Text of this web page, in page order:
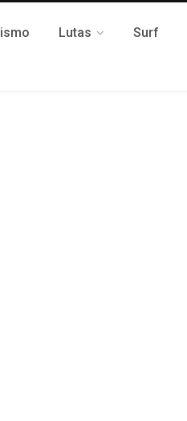
Lutas Surf